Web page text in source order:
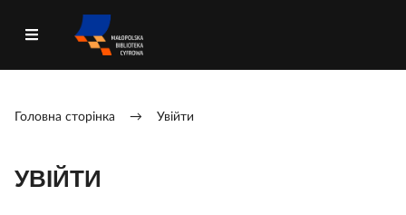
Головна сторінка → Увійти
УВІЙТИ